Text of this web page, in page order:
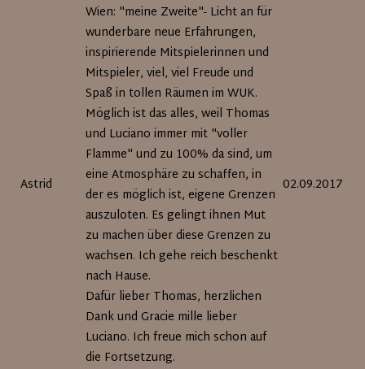
Astrid
Wien: "meine Zweite"- Licht an für
wunderbare neue Erfahrungen,
inspirierende Mitspielerinnen und
Mitspieler, viel, viel Freude und
Spaß in tollen Räumen im WUK.
Möglich ist das alles, weil Thomas
und Luciano immer mit "voller
Flamme" und zu 100% da sind, um
eine Atmosphäre zu schaffen, in
der es möglich ist, eigene Grenzen
auszuloten. Es gelingt ihnen Mut
zu machen über diese Grenzen zu
wachsen. Ich gehe reich beschenkt
nach Hause.
Dafür lieber Thomas, herzlichen
Dank und Gracie mille lieber
Luciano. Ich freue mich schon auf
die Fortsetzung.
02.09.2017